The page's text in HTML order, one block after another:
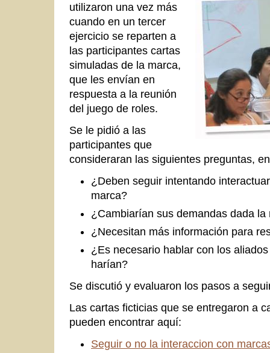
utilizaron una vez más
cuando en un tercer
ejercicio se reparten a
las participantes cartas
simuladas de la marca,
que les envían en
respuesta a la reunión
del juego de roles.
Se le pidió a las
participantes que
consideraran las siguientes preguntas,
¿Deben seguir intentando
marca?
¿Cambiarían sus demandas dada
¿Necesitan más información para
¿Es necesario hablar con los
harían?
Se discutió y evaluaron los pasos a
Las cartas ficticias que se entregaron a
pueden encontrar aquí:
Seguir o no la interaccion con